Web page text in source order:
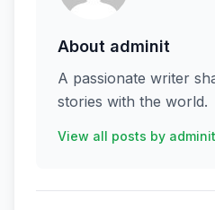
About adminit
A passionate writer
stories with the world.
View all posts by adminit